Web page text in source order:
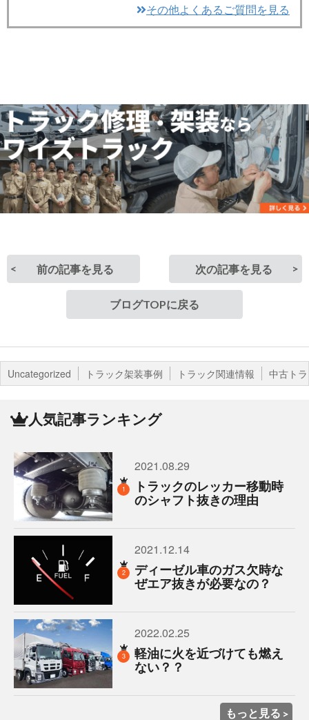
その他よくあるご質問を見る
前の記事を見る 次の記事を見る
ブログTOPに戻る
Uncategorized トラック架装事例 トラック関連情報 中古ト
人気記事ランキング
1
2021.08.29
トラックのレッカー移動時
のシャフト抜きの理由
2
2021.12.14
ディーゼル車のガス欠時な
ぜエア抜きが必要なの？
3
2022.02.25
軽油に火を近づけても燃え
ない？？
もっと見る